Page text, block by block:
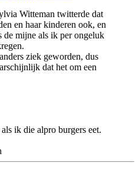
Witteman twitterde dat
en haar kinderen ook, en
de mijne als ik per ongeluk
ziek geworden, dus
dat het om een
ik die alpro burgers eet.